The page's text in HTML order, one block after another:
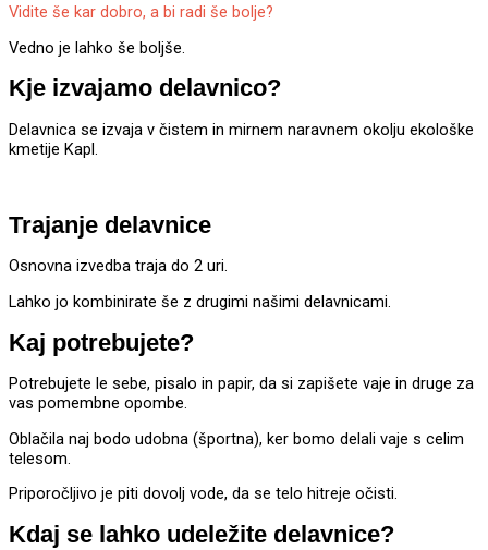
Vidite še kar dobro, a bi radi še bolje?
Vedno je lahko še boljše.
Kje izvajamo delavnico?
Delavnica se izvaja v čistem in mirnem naravnem okolju ekološke
kmetije Kapl.
Trajanje delavnice
Osnovna izvedba traja do 2 uri.
Lahko jo kombinirate še z drugimi našimi delavnicami.
Kaj potrebujete?
Potrebujete le sebe, pisalo in papir, da si zapišete vaje in druge za
vas pomembne opombe.
Oblačila naj bodo udobna (športna), ker bomo delali vaje s celim
telesom.
Priporočljivo je piti dovolj vode, da se telo hitreje očisti.
Kdaj se lahko udeležite delavnice?